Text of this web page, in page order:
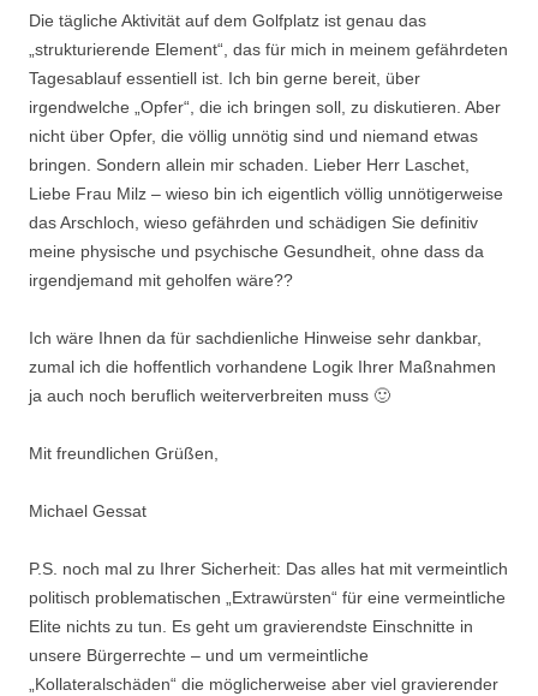
Die tägliche Aktivität auf dem Golfplatz ist genau das
„strukturierende Element“, das für mich in meinem gefährdeten
Tagesablauf essentiell ist. Ich bin gerne bereit, über
irgendwelche „Opfer“, die ich bringen soll, zu diskutieren. Aber
nicht über Opfer, die völlig unnötig sind und niemand etwas
bringen. Sondern allein mir schaden. Lieber Herr Laschet,
Liebe Frau Milz – wieso bin ich eigentlich völlig unnötigerweise
das Arschloch, wieso gefährden und schädigen Sie definitiv
meine physische und psychische Gesundheit, ohne dass da
irgendjemand mit geholfen wäre??
Ich wäre Ihnen da für sachdienliche Hinweise sehr dankbar,
zumal ich die hoffentlich vorhandene Logik Ihrer Maßnahmen
ja auch noch beruflich weiterverbreiten muss 🙂
Mit freundlichen Grüßen,
Michael Gessat
P.S. noch mal zu Ihrer Sicherheit: Das alles hat mit vermeintlich
politisch problematischen „Extrawürsten“ für eine vermeintliche
Elite nichts zu tun. Es geht um gravierendste Einschnitte in
unsere Bürgerrechte – und um vermeintliche
„Kollateralschäden“ die möglicherweise aber viel gravierender